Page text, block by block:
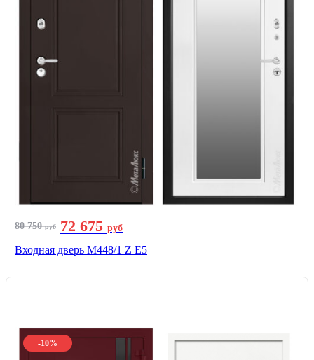
80 750руб 72 675 руб
Входная дверь М448/1 Z Е5
-10%